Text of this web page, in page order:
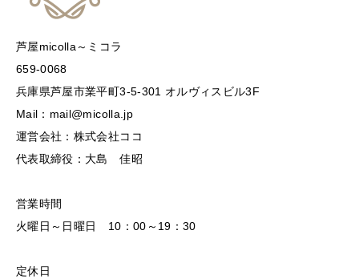
芦屋micolla～ミコラ
659-0068
兵庫県芦屋市業平町3-5-301 オルヴィスビル3F
Mail：mail@micolla.jp
運営会社：株式会社ココ
代表取締役：大島 佳昭
営業時間
火曜日～日曜日 10：00～19：30
定休日